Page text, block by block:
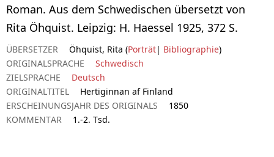
Roman. Aus dem Schwedischen übersetzt von
Rita Öhquist. Leipzig: H. Haessel 1925, 372 S.
ÜBERSETZER Öhquist, Rita (Porträt| Bibliographie)
ORIGINALSPRACHE
Schwedisch
ZIELSPRACHE
Deutsch
ORIGINALTITEL
Hertiginnan af Finland
ERSCHEINUNGSJAHR DES ORIGINALS
1850
KOMMENTAR
1.-2. Tsd.